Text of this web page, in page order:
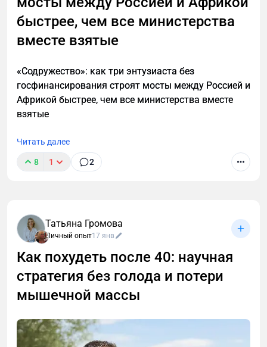
быстрее, чем все министерства
вместе взятые
«Содружество»: как три энтузиаста без
госфинансирования строят мосты между Россией и
Африкой быстрее, чем все министерства вместе
взятые
Читать далее
8 1 2
Татьяна Громова
Личный опыт17 янв
Как похудеть после 40: научная
стратегия без голода и потери
мышечной массы